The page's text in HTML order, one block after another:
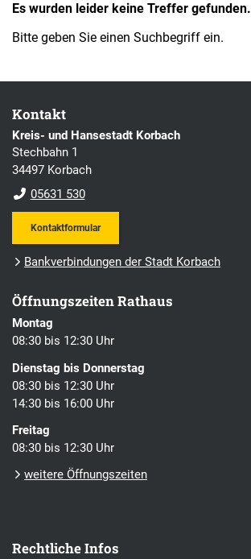
Es wurden leider keine Treffer gefunden.
Bitte geben Sie einen Suchbegriff ein.
Kontakt
Kreis- und Hansestadt Korbach
Stechbahn 1
34497 Korbach
05631 530
Kontaktformular
Bankverbindungen der Stadt Korbach
Öffnungszeiten Rathaus
Montag
08:30 bis 12:30 Uhr
Dienstag bis Donnerstag
08:30 bis 12:30 Uhr
14:30 bis 16:00 Uhr
Freitag
08:30 bis 12:30 Uhr
weitere Öffnungszeiten
Rechtliche Infos